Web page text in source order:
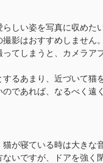
しい姿を写真に収めた
影はおすすめしません。
てしまうと、カメラア
るあまり、近づいて猫
であれば、なるべく遠
が寝ている時は大きな
いですが、ドアを強く